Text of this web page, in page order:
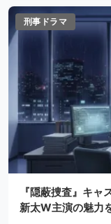
刑事ドラマ
『隠蔽捜査』キ
新太W主演の魅力